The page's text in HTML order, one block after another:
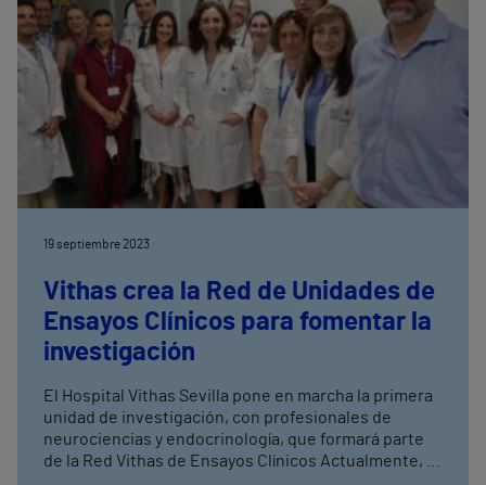
19 septiembre 2023
Vithas crea la Red de Unidades de
Ensayos Clínicos para fomentar la
investigación
El Hospital Vithas Sevilla pone en marcha la primera
unidad de investigación, con profesionales de
neurociencias y endocrinología, que formará parte
de la Red Vithas de Ensayos Clínicos Actualmente, la